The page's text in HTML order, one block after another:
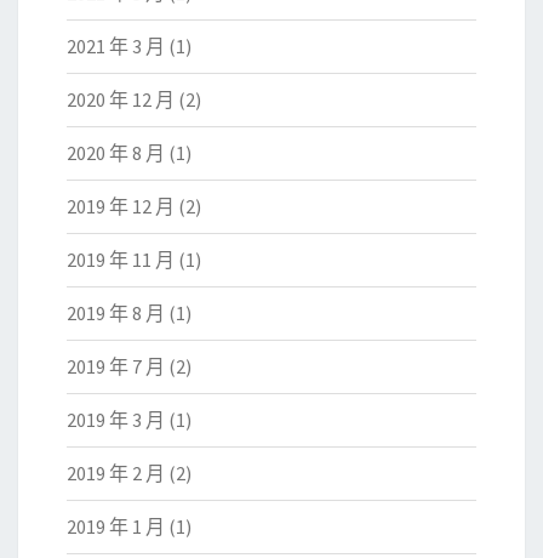
2021 年 3 月 (1)
2020 年 12 月 (2)
2020 年 8 月 (1)
2019 年 12 月 (2)
2019 年 11 月 (1)
2019 年 8 月 (1)
2019 年 7 月 (2)
2019 年 3 月 (1)
2019 年 2 月 (2)
2019 年 1 月 (1)